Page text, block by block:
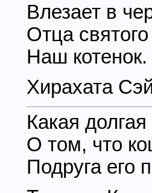
Влезает в
Отца святого
Наш котенок.
Хирахата
Какая
О том, что
Подруга его